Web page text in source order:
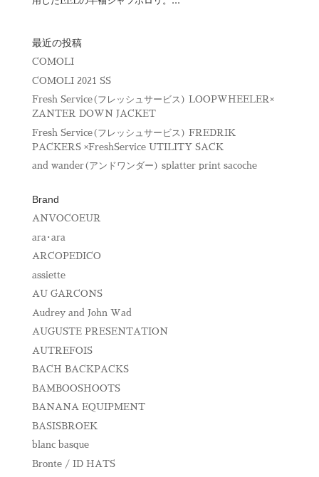
最近の投稿
COMOLI
COMOLI 2021 SS
Fresh Service(フレッシュサービス) LOOPWHEELER×
ZANTER DOWN JACKET
Fresh Service(フレッシュサービス) FREDRIK
PACKERS ×FreshService UTILITY SACK
and wander(アンドワンダー) splatter print sacoche
Brand
ANVOCOEUR
ara･ara
ARCOPEDICO
assiette
AU GARCONS
Audrey and John Wad
AUGUSTE PRESENTATION
AUTREFOIS
BACH BACKPACKS
BAMBOOSHOOTS
BANANA EQUIPMENT
BASISBROEK
blanc basque
Bronte / ID HATS